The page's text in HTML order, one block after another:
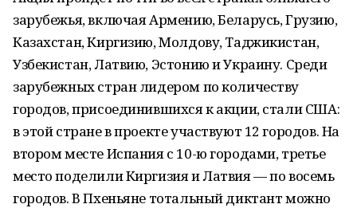
зарубежья, включая Армению, Беларусь, Грузию,
Казахстан, Киргизию, Молдову, Таджикистан,
Узбекистан, Латвию, Эстонию и Украину. Cреди
зарубежных стран лидером по количеству
городов, присоединившихся к акции, стали США:
в этой стране в проекте участвуют 12 городов. На
втором месте Испания с 10-ю городами, третье
место поделили Киргизия и Латвия — по восемь
городов. В Пхеньяне тотальный диктант можно